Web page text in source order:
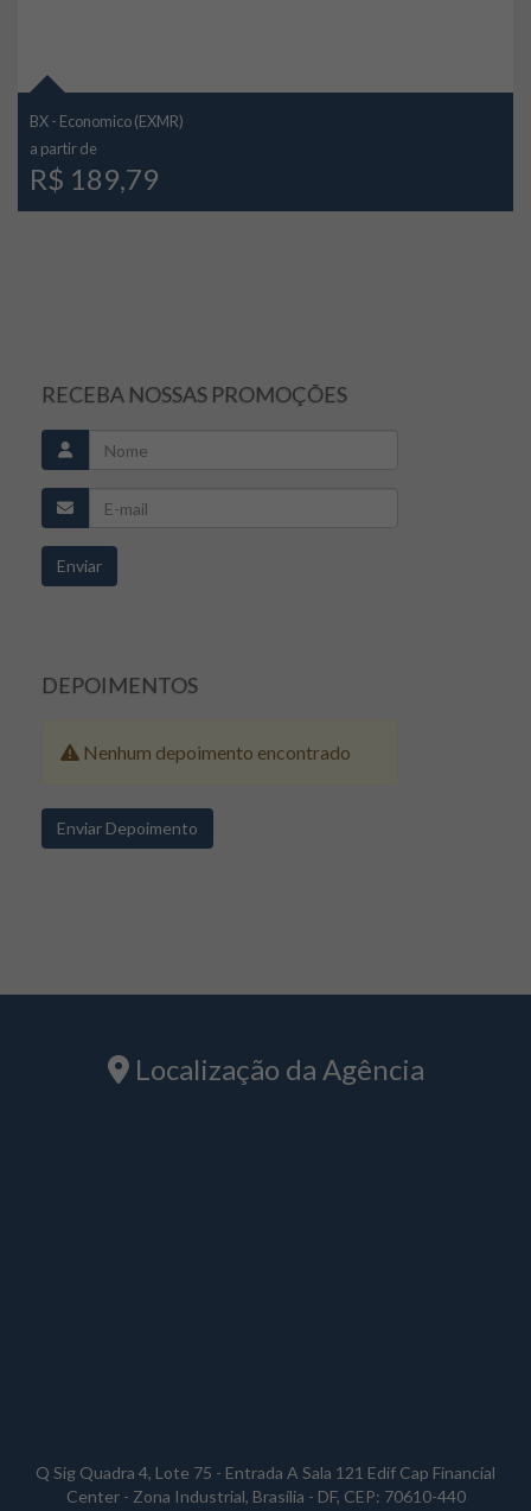
BX - Economico (EXMR)
a partir de
R$ 189,79
RECEBA NOSSAS PROMOÇÕES
DEPOIMENTOS
Nenhum depoimento encontrado
Localização da Agência
Q Sig Quadra 4, Lote 75 - Entrada A Sala 121 Edif Cap Financial
Center - Zona Industrial, Brasília - DF, CEP: 70610-440